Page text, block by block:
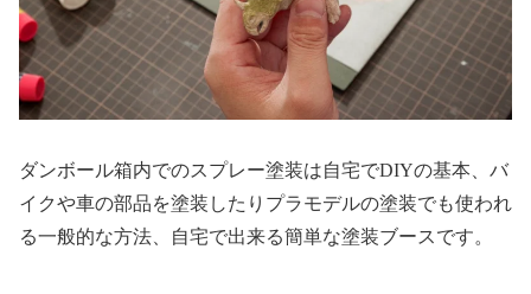
ダンボール箱内でのスプレー塗装は自宅でDIYの基本、バ
イクや車の部品を塗装したりプラモデルの塗装でも使われ
る一般的な方法、自宅で出来る簡単な塗装ブースです。